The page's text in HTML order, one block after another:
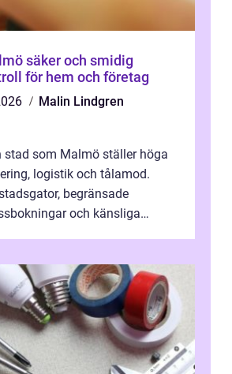
smidig
för hem och företag
Malin Lindgren
stad som Malmö ställer höga
logistik och tålamod.
begränsade
och känsliga